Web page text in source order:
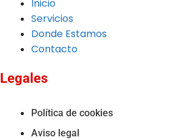
Inicio
Servicios
Donde Estamos
Contacto
Legales
Política de cookies
Aviso legal